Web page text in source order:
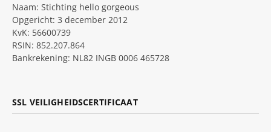
Naam: Stichting hello gorgeous
Opgericht: 3 december 2012
KvK: 56600739
RSIN: 852.207.864
Bankrekening: NL82 INGB 0006 465728
SSL VEILIGHEIDSCERTIFICAAT